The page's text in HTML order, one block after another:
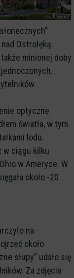
Ostrołęką.
minionej doby
optyczne
światła, w tym
lodu.
w ciągu kilku
w Ameryce. W
około -20
na
około
słupy” udało się
Za zdjęcia